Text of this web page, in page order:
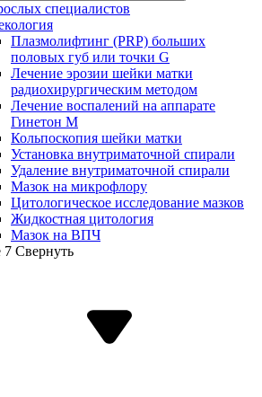
специалистов
Плазмолифтинг (PRP) больших
половых губ или точки G
Лечение эрозии шейки матки
радиохирургическим методом
Лечение воспалений на аппарате
Гинетон М
Кольпоскопия шейки матки
Установка внутриматочной спирали
Удаление внутриматочной спирали
Мазок на микрофлору
Цитологическое исследование мазков
Жидкостная цитология
Мазок на ВПЧ
7 Свернуть